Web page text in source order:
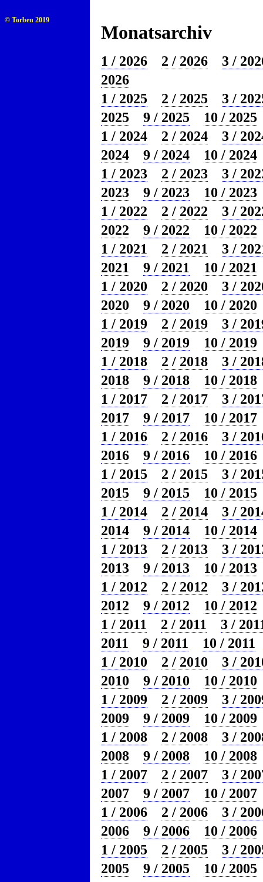
© Torben 2019
Monatsarchiv
1 / 2026 2 / 2026
3 /
2026
1 / 2025
2 / 2025
3 /
2025
9 / 2025
10 / 2025
1 / 2024
2 / 2024
3 /
2024
9 / 2024
10 / 2024
1 / 2023
2 / 2023
3 /
2023
9 / 2023
10 / 2023
1 / 2022
2 / 2022
3 /
2022
9 / 2022
10 / 2022
1 / 2021
2 / 2021
3 /
2021
9 / 2021
10 / 2021
1 / 2020
2 / 2020
3 /
2020
9 / 2020
10 / 2020
1 / 2019
2 / 2019
3 /
2019
9 / 2019
10 / 2019
1 / 2018
2 / 2018
3 /
2018
9 / 2018
10 / 2018
1 / 2017
2 / 2017
3 /
2017
9 / 2017
10 / 2017
1 / 2016
2 / 2016
3 /
2016
9 / 2016
10 / 2016
1 / 2015
2 / 2015
3 /
2015
9 / 2015
10 / 2015
1 / 2014
2 / 2014
3 /
2014
9 / 2014
10 / 2014
1 / 2013
2 / 2013
3 /
2013
9 / 2013
10 / 2013
1 / 2012
2 / 2012
3 /
2012
9 / 2012
10 / 2012
1 / 2011
2 / 2011
3 /
2011
9 / 2011
10 / 2011
1 / 2010
2 / 2010
3 /
2010
9 / 2010
10 / 2010
1 / 2009
2 / 2009
3 /
2009
9 / 2009
10 / 2009
1 / 2008
2 / 2008
3 /
2008
9 / 2008
10 / 2008
1 / 2007
2 / 2007
3 /
2007
9 / 2007
10 / 2007
1 / 2006
2 / 2006
3 /
2006
9 / 2006
10 / 2006
1 / 2005
2 / 2005
3 /
2005
9 / 2005
10 / 2005